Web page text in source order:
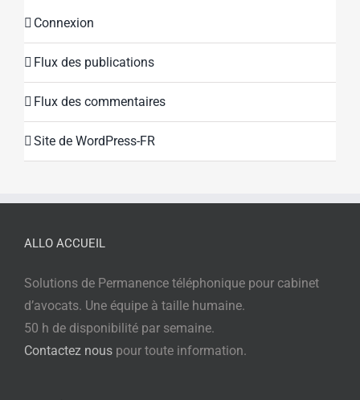
Connexion
Flux des publications
Flux des commentaires
Site de WordPress-FR
ALLO ACCUEIL
Solutions de Permanence téléphonique pour cabinet
d’avocats. Une équipe à taille humaine.
50 h de disponibilité par semaine.
Contactez nous pour toute information.